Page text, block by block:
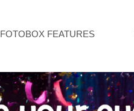
FOTOBOX FEATURES